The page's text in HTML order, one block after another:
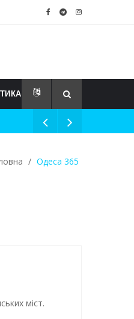
/ Одеса 365
міст.